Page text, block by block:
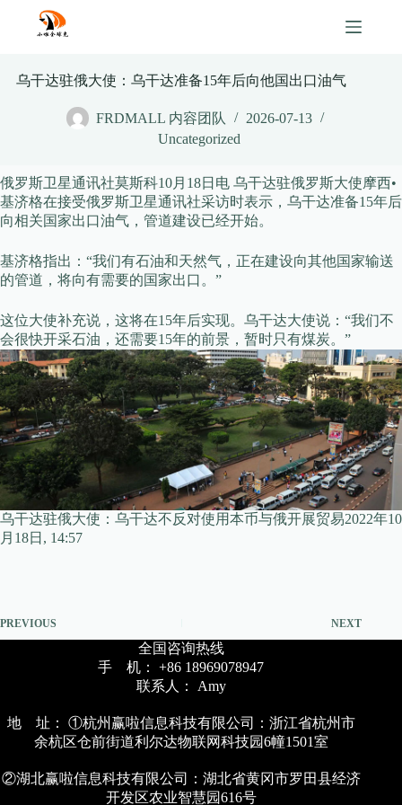
content
乌干达驻俄大使：乌干达准备15年后向他国出口油气
FRDMALL 内容团队
2026-07-13
Uncategorized
俄罗斯卫星通讯社莫斯科10月18日电 乌干达驻俄罗斯大使摩西•
基济格在接受俄罗斯卫星通讯社采访时表示，乌干达准备15年后
向相关国家出口油气，管道建设已经开始。
基济格指出：“我们有石油和天然气，正在建设向其他国家输送
的管道，将向有需要的国家出口。”
这位大使补充说，这将在15年后实现。乌干达大使说：“我们不
会很快开采石油，还需要15年的前景，暂时只有煤炭。”
乌干达驻俄大使：乌干达不反对使用本币与俄开展贸易2022年10
月18日, 14:57
PREVIOUS NEXT
全国咨询热线
手 机： +86 18969078947
联系人： Amy
地 址： ①杭州赢啦信息科技有限公司：浙江省杭州市
余杭区仓前街道利尔达物联网科技园6幢1501室
②湖北赢啦信息科技有限公司：湖北省黄冈市罗田县经济
开发区农业智慧园616号